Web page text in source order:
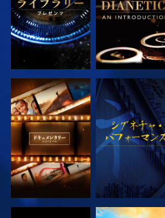
シリーズを探求 観る